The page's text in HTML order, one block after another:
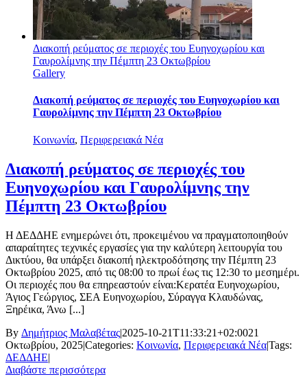
Διακοπή ρεύματος σε περιοχές του Ευηνοχωρίου και
Γαυρολίμνης την Πέμπτη 23 Οκτωβρίου
Gallery
Διακοπή ρεύματος σε περιοχές του Ευηνοχωρίου και
Γαυρολίμνης την Πέμπτη 23 Οκτωβρίου
Κοινωνία, Περιφερειακά Νέα
Διακοπή ρεύματος σε περιοχές του
Ευηνοχωρίου και Γαυρολίμνης την
Πέμπτη 23 Οκτωβρίου
Η ΔΕΔΔΗΕ ενημερώνει ότι, προκειμένου να πραγματοποιηθούν
απαραίτητες τεχνικές εργασίες για την καλύτερη λειτουργία του
Δικτύου, θα υπάρξει διακοπή ηλεκτροδότησης την Πέμπτη 23
Οκτωβρίου 2025, από τις 08:00 το πρωί έως τις 12:30 το μεσημέρι.
Οι περιοχές που θα επηρεαστούν είναι:Κερατέα Ευηνοχωρίου,
Άγιος Γεώργιος, ΣΕΑ Ευηνοχωρίου, Σύραγγα Κλαυδώνας,
Ξηρέικα, Άνω [...]
By Δημήτριος Μαλαβέτας|2025-10-21T11:33:21+02:0021
Οκτωβρίου, 2025|Categories: Κοινωνία, Περιφερειακά Νέα|Tags:
ΔΕΔΔΗΕ|
Διαβάστε περισσότερα